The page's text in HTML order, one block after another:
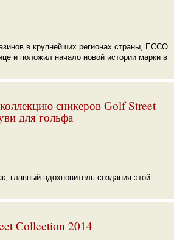
в крупнейших регионах страны, ЕССО
и положил начало новой истории марки в
сникеров Golf Street
для гольфа
главный вдохновитель создания этой
Collection 2014